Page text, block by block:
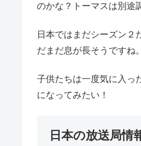
のかな？トーマスは別途
日本ではまだシーズン２
だまだ息が長そうですね。
子供たちは一度気に入っ
になってみたい！
日本の放送局情